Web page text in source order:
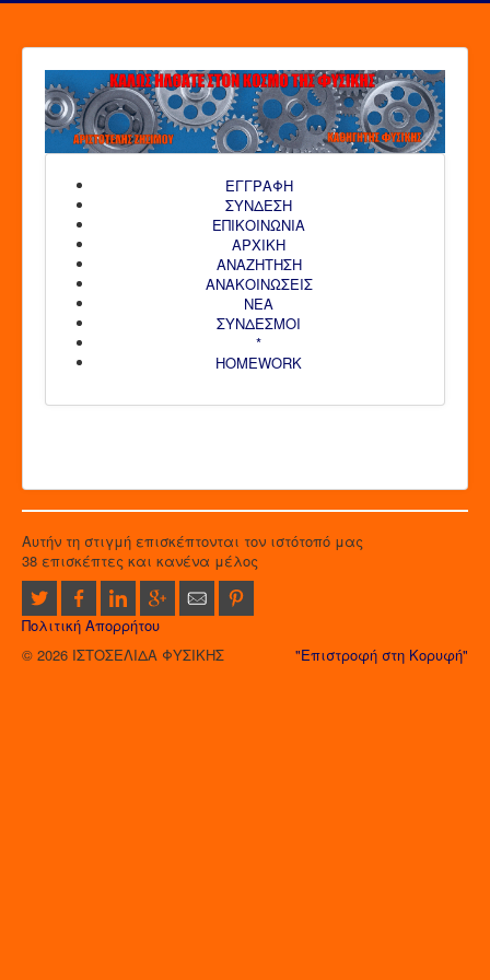
ΕΓΓΡΑΦΗ
ΣΥΝΔΕΣΗ
ΕΠΙΚΟΙΝΩΝΙΑ
ΑΡΧΙΚΗ
AΝΑΖΗΤΗΣΗ
ΑΝΑΚΟΙΝΩΣΕΙΣ
ΝΕΑ
ΣΥΝΔΕΣΜΟΙ
*
HOMEWORK
Αυτήν τη στιγμή επισκέπτονται τον ιστότοπό μας
38 επισκέπτες και κανένα μέλος
Πολιτική Απορρήτου
"Επιστροφή στη Κορυφή"
© 2026 ΙΣΤΟΣΕΛΙΔΑ ΦΥΣΙΚΗΣ